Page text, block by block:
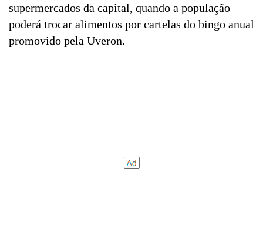
supermercados da capital, quando a população
poderá trocar alimentos por cartelas do bingo anual
promovido pela Uveron.